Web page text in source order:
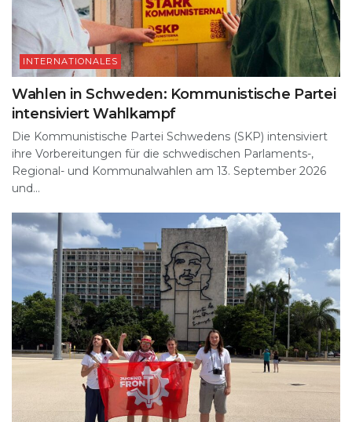
INTERNATIONALES
Wahlen in Schweden: Kommunistische Partei
intensiviert Wahlkampf
Die Kommunistische Partei Schwedens (SKP) intensiviert
ihre Vorbereitungen für die schwedischen Parlaments-,
Regional- und Kommunalwahlen am 13. September 2026
und...